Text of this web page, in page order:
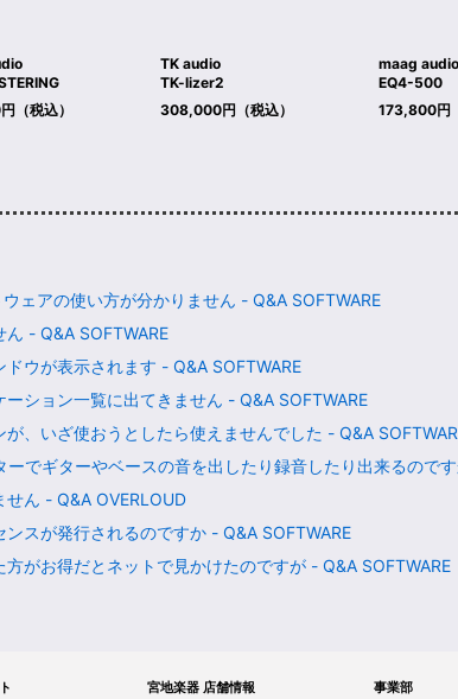
（税込）
TK audio
TK-lizer2
308,000円（税込）
maag audio
EQ4-500
173,800円
ェアの使い方が分かりません - Q&A SOFTWARE
ん - Q&A SOFTWARE
ウが表示されます - Q&A SOFTWARE
ション一覧に出てきません - Q&A SOFTWARE
、いざ使おうとしたら使えませんでした - Q&A
ーでギターやベースの音を出したり録音したり出来るので
せん - Q&A OVERLOUD
スが発行されるのですか - Q&A SOFTWARE
がお得だとネットで見かけたのですが - Q&A SOFTWARE
宮地楽器 店舗情報
事業部